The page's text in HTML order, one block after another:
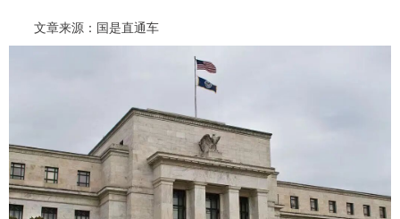
文章来源：国是直通车